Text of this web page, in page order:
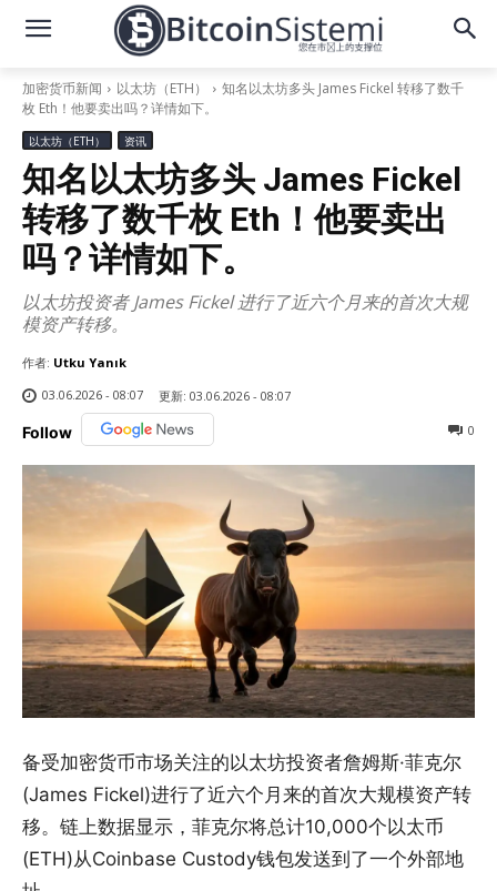
加密货币新闻 以太坊（ETH）
知名以太坊多头 James Fickel 转移了数千
枚 Eth！他要卖出吗？详情如下。
以太坊（ETH） 资讯
知名以太坊多头 James Fickel
转移了数千枚 Eth！他要卖出
吗？详情如下。
以太坊投资者 James Fickel 进行了近六个月来的首次大规
模资产转移。
作者: Utku Yanık
03.06.2026 - 08:07
更新: 03.06.2026 - 08:07
Follow 0
备受加密货币市场关注的以太坊投资者詹姆斯·菲克尔
(James Fickel)进行了近六个月来的首次大规模资产转
移。链上数据显示，菲克尔将总计10,000个以太币
(ETH)从Coinbase Custody钱包发送到了一个外部地